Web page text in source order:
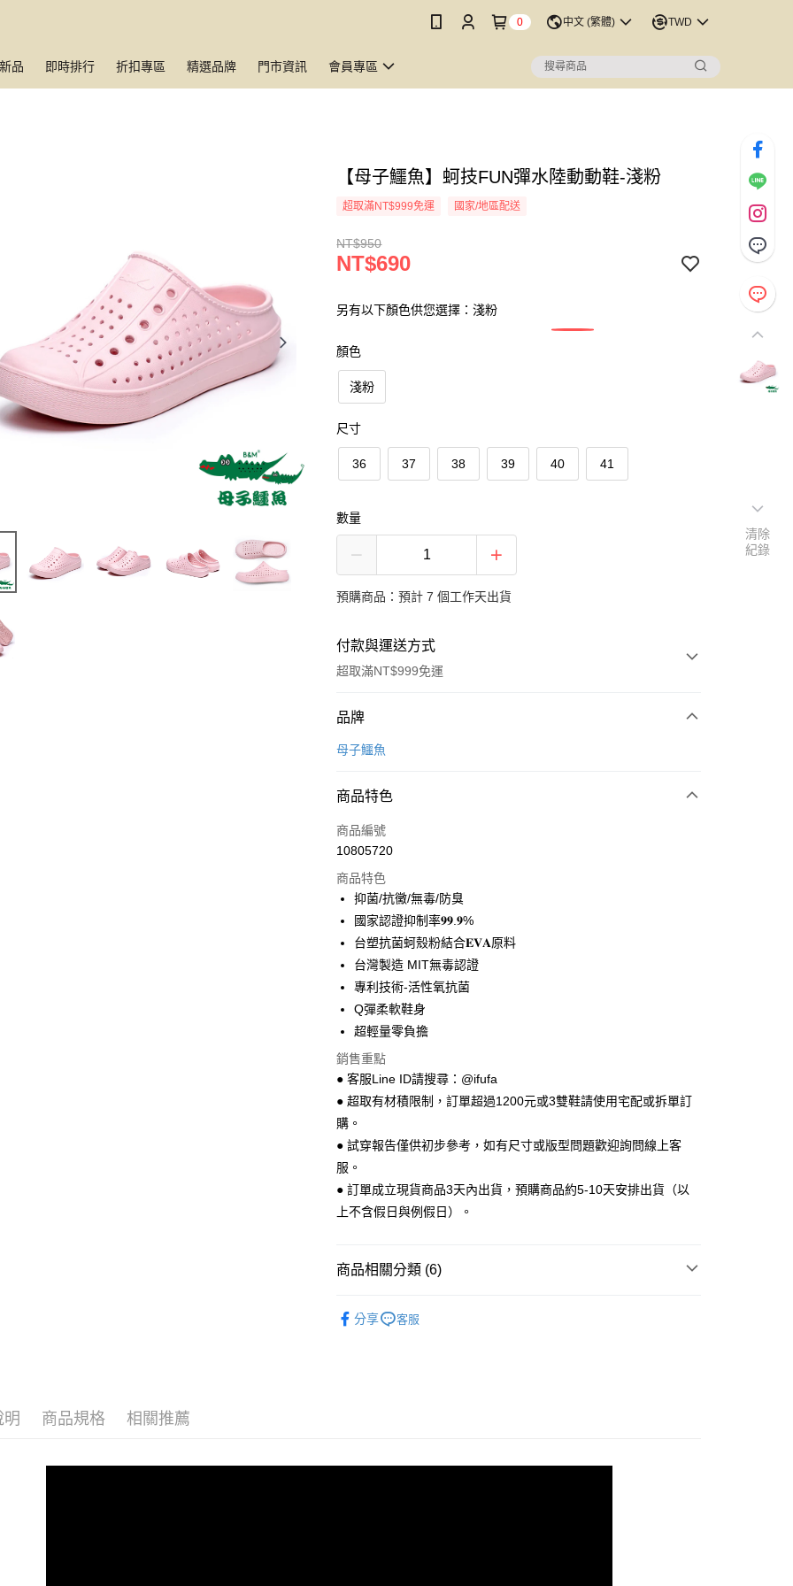
0 中文 (繁體) TWD
品 即時排行 折扣專區 精選品牌 門市資訊 會員專區
【母子鱷魚】蚵技FUN彈水陸動動鞋-淺粉
超取滿NT$999免運 國家/地區配送
NT$950
NT$690
另有以下顏色供您選擇：淺粉
顏色
淺粉
尺寸
36 37 38 39 40 41
數量
預購商品：預計 7 個工作天出貨
付款與運送方式
超取滿NT$999免運
付款方式
信用卡一次付款
Apple Pay
街口支付
悠遊付
Google Pay
全盈+PAY
AFTEE先享後付
相關說明
AFTEE先享後付是「在收到商品之後才付款」的支付方式。 讓您購物簡單
便利好安心！
１．簡單：不需註冊會員、不需綁卡、不需儲值。
３．安心：先確認商品／服務後，再付款。
【「AFTEE先享後付」結帳流程】
１．於結帳方式選擇「AFTEE先享後付」後，將跳轉至「AFTEE先享後
付」結帳頁面，進行簡訊認證並確認金額後，即可完成結帳。
２．訂單成立數日內，您將收到繳費通知簡訊。
絡購買商品的店家。未經商家同意取消之訂單仍視為有效，需透過AFTEE
是否繳費成功／繳費後需取消欲退款等相關疑問，請聯繫「AFTEE先享後
３．未成年的使用者請事先徵得法定代理人或監護人之同意方可使用
ATM付款
運送方式
全家 取貨付款
每筆NT$70，滿NT$999(含以上)免運費
付款後 全家取貨
7-11 取貨付款
付款後 7-11取貨
品牌
母子鱷魚
商品特色
商品編號
10805720
商品特色
抑菌/抗黴/無毒/防臭
國家認證抑制率𝟗𝟗.𝟗%
台塑抗菌蚵殼粉結合𝐄𝐕𝐀原料
台灣製造 MIT無毒認證
專利技術-活性氧抗菌
Q彈柔軟鞋身
超輕量零負擔
銷售重點
● 客服Line ID請搜尋：@ifufa
● 超取有材積限制，訂單超過1200元或3雙鞋請使用宅配或拆單訂
購。
● 試穿報告僅供初步參考，如有尺寸或版型問題歡迎詢問線上客
服。
● 訂單成立現貨商品3天內出貨，預購商品約5-10天安排出貨（以
上不含假日與例假日）。
商品相關分類 (6)
分享 客服
明 商品規格 相關推薦
清除
紀錄